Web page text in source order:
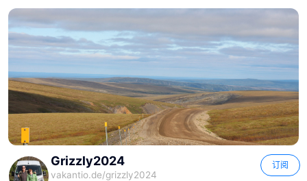
Grizzly2024
vakantio.de/grizzly2024
订阅